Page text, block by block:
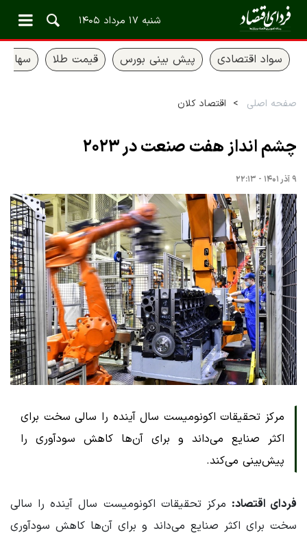
شنبه ۱۷ مرداد ۱۴۰۵
سواد اقتصادی پیش بینی بورس قیمت طلا سهام
صفحه اصلی اقتصاد کلان
چشم انداز هفت صنعت در ۲۰۲۳
۹ آذر ۱۴۰۱ - ۲۲:۱۳
مرکز تحقیقات اکونومیست سال آینده را سالی سخت برای
اکثر صنایع می‌داند و برای آن‌ها کاهش سودآوری را
پیش‌بینی می‌کند.
فردای اقتصاد: مرکز تحقیقات اکونومیست سال آینده را سالی
سخت برای اکثر صنایع می‌داند و برای آن‌ها کاهش سودآوری